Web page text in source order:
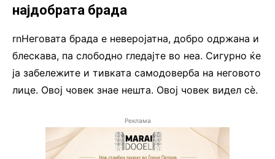
најдобрата брада
rnНеговата брада е неверојатна, добро одржана и
блескава, па слободно гледајте во неа. Сигурно ќе
ја забележите и тивката самодоверба на неговото
лице. Овој човек знае нешта. Овој човек видел сè.
Реклама